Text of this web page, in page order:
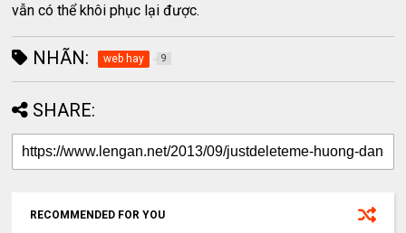
vẫn có thể khôi phục lại được.
NHÃN: web hay 9
SHARE:
RECOMMENDED FOR YOU